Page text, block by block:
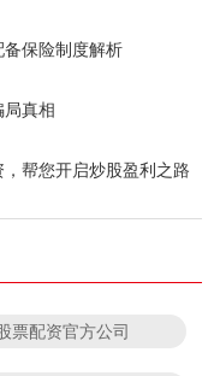
保险制度解析
骗局真相
帮您开启炒股盈利之路
票配资官方公司